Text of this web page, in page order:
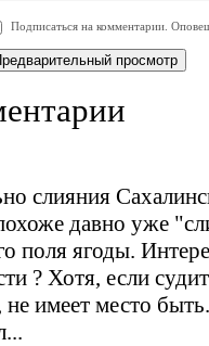
-
-
-
Подписаться на комментарии.
слияния
давно уже
поля ягоды.
? Хотя, если
не имеет место